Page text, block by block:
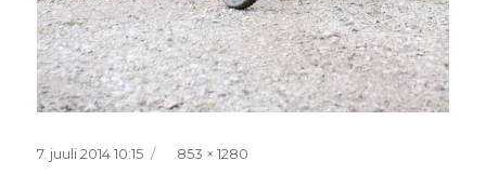
Postitatud
7. juuli 2014 10:15 Täissuurus
853 × 1280